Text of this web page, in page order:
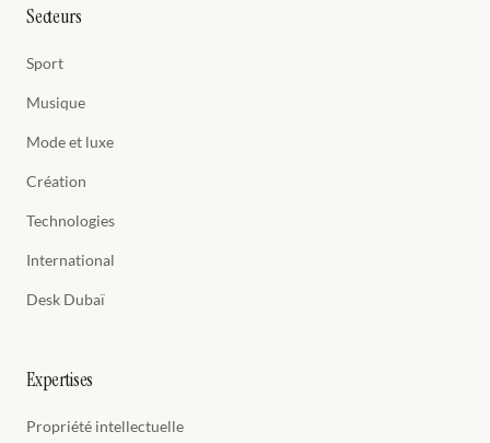
Secteurs
Sport
Musique
Mode et luxe
Création
Technologies
International
Desk Dubaï
Expertises
Propriété intellectuelle